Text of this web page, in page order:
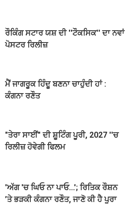
ਰੌਕਿੰਗ ਸਟਾਰ ਯਸ਼ ਦੀ ''ਟੌਕਸਿਕ'' ਦਾ ਨਵਾਂ
ਪੋਸਟਰ ਰਿਲੀਜ਼
ਮੈਂ ਜਾਗਰੂਕ ਹਿੰਦੂ ਬਣਨਾ ਚਾਹੁੰਦੀ ਹਾਂ :
ਕੰਗਨਾ ਰਣੌਤ
"ਤੇਰਾ ਸਾਈਂ" ਦੀ ਸ਼ੂਟਿੰਗ ਪੂਰੀ, 2027 ''ਚ
ਰਿਲੀਜ਼ ਹੋਵੇਗੀ ਫਿਲਮ
'ਅੱਗ 'ਚ ਘਿਓ ਨਾ ਪਾਓ...'; ਰਿਤਿਕ ਰੌਸ਼ਨ
’ਤੇ ਭੜਕੀ ਕੰਗਨਾ ਰਣੌਤ, ਜਾਣੋ ਕੀ ਹੈ ਪੂਰਾ